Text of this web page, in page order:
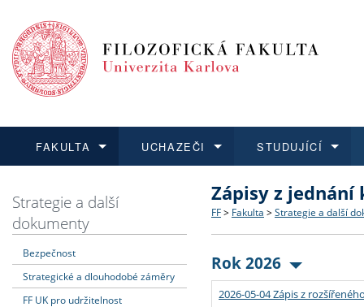
FAKULTA
Dozvědět se více
Struktura a historie
Strategie a další
Podpora a benefity pro
UCHAZEČI
Podat přihlášku
Co studovat a jak se
Učitelské studijní
Informace k průběhu
STUDUJÍCÍ
Dozvědět se více
Bakalářské a magisterské
Doktorské studium
Rigorózní řízení
Dozvědět se více
O vědě a výzkumu na FF
Akademické kvalifikace
Granty a projekty
Dozvědět se více
Aktuální nabídky a
Vyjíždějící studenti
Přijíždějící studenti
Strategie a další
dokumenty
Bezpečnost
Strategické a dlouhodobé záměry
FF UK pro udržitelnost
Zápisy z jednání
FF > Fakulta > Strategie a další
Rok 2026
2026-05-04 Zápis z